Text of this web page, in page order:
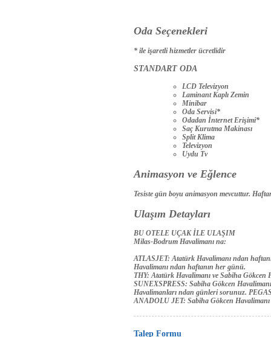
Oda Seçenekleri
* ile işaretli hizmetler ücretlidir
STANDART ODA
LCD Televizyon
Laminant Kaplı Zemin
Minibar
Oda Servisi*
Odadan İnternet Erişimi*
Saç Kurutma Makinası
Split Klima
Televizyon
Uydu Tv
Animasyon ve Eğlence
Tesiste gün boyu animasyon mevcuttur.
Ulaşım Detayları
BU OTELE UÇAK İLE ULAŞIM
Milas-Bodrum Havalimanı na:
ATLASJET: Atatürk Havalimanı ndan
Havalimanı ndan haftanın her günü.
THY: Atatürk Havalimanı ve Sabiha
SUNEXSPRESS: Sabiha Gökcen
Havalimanları ndan günleri sorunuz.
ANADOLU JET: Sabiha Gökcen
Talep Formu